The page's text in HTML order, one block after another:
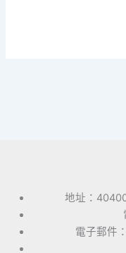
地址：
電子郵件